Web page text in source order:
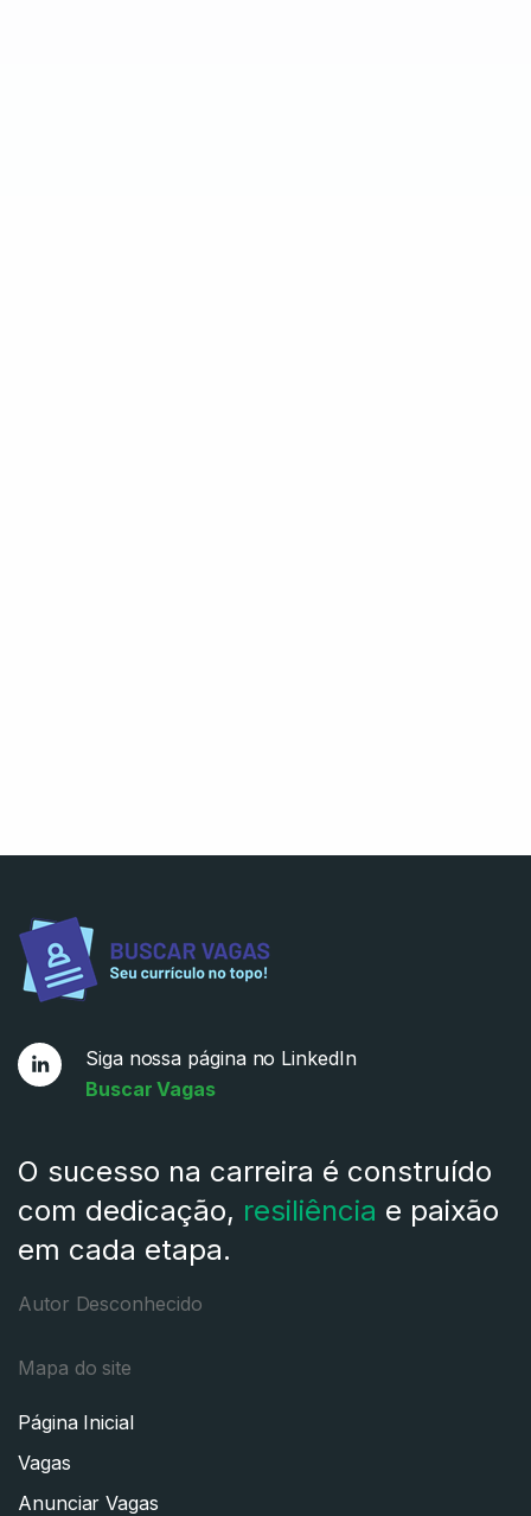
Siga nossa página no LinkedIn
Buscar Vagas
O sucesso na carreira é construído
com dedicação, resiliência e paixão
em cada etapa.
Autor Desconhecido
Mapa do site
Página Inicial
Vagas
Anunciar Vagas